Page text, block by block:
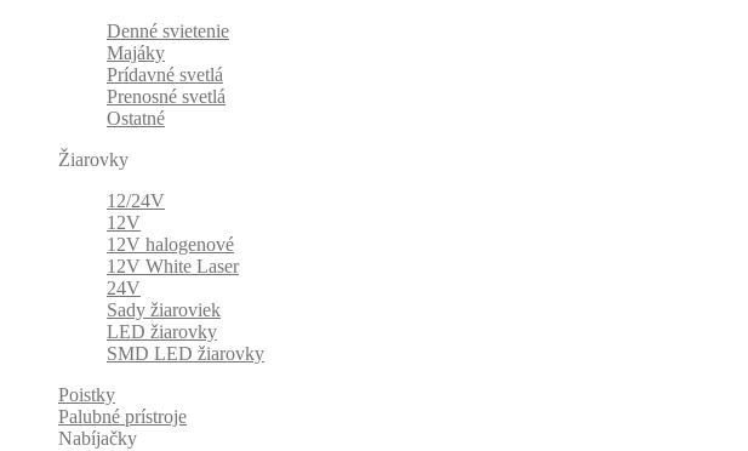
Denné svietenie
Majáky
Prídavné svetlá
Prenosné svetlá
Ostatné
Žiarovky
12/24V
12V
12V halogenové
12V White Laser
24V
Sady žiaroviek
LED žiarovky
SMD LED žiarovky
Poistky
Palubné prístroje
Nabíjačky